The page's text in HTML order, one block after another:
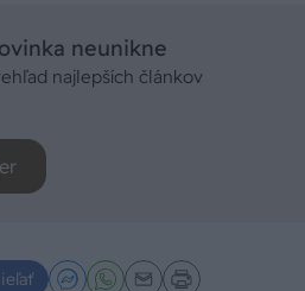
neunikne
najlepších článkov